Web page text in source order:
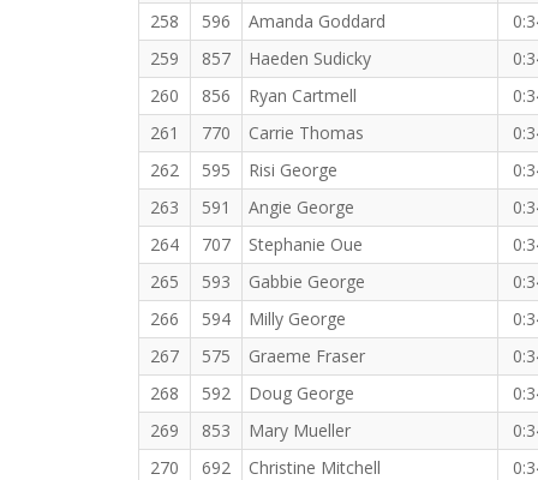
258
596 Amanda Goddard
259
857 Haeden Sudicky
260
856 Ryan Cartmell
261
770 Carrie Thomas
262
595 Risi George
263
591 Angie George
264
707 Stephanie Oue
265
593 Gabbie George
266
594 Milly George
267
575 Graeme Fraser
268
592 Doug George
269
853 Mary Mueller
270
692 Christine Mitchell